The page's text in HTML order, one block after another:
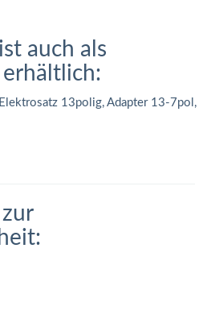
auch als
13polig, Adapter 13-7pol,